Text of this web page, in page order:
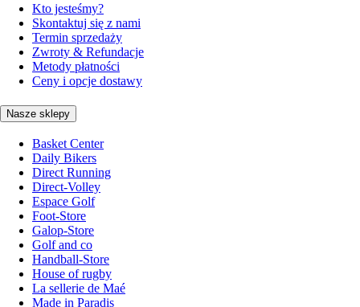
Kto jesteśmy?
Skontaktuj się z nami
Termin sprzedaży
Zwroty & Refundacje
Metody płatności
Ceny i opcje dostawy
Nasze sklepy
Basket Center
Daily Bikers
Direct Running
Direct-Volley
Espace Golf
Foot-Store
Galop-Store
Golf and co
Handball-Store
House of rugby
La sellerie de Maé
Made in Paradis